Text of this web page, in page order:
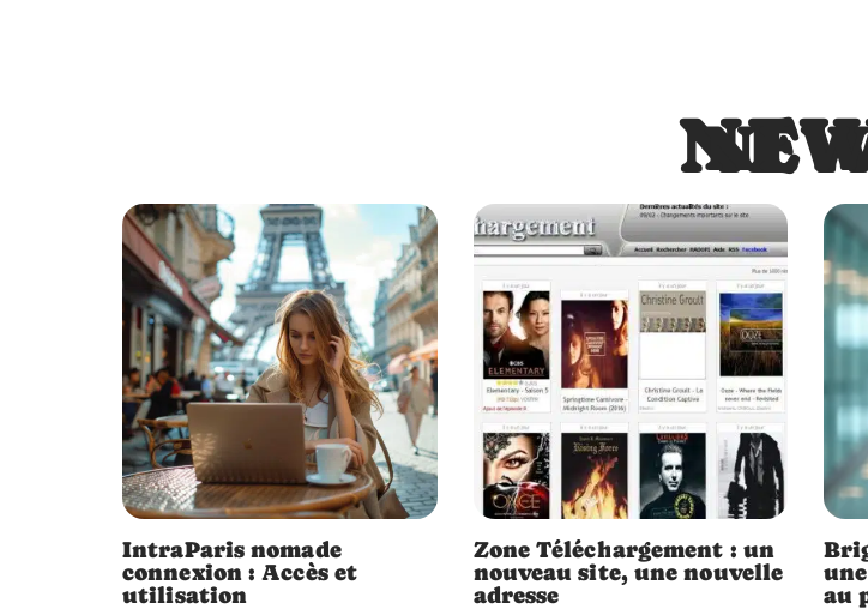
IntraParis nomade
connexion : Accès et
utilisation
Zone Téléchargement : un
nouveau site, une nouvelle
adresse
au